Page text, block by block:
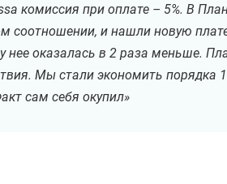
комиссия при оплате – 5%. В
соотношении, и нашли новую
нее оказалась в 2 раза меньше.
Мы стали экономить
сам себя окупил»